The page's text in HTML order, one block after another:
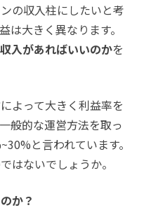
の収入柱にしたいと考
は大きく異なります。
入があればいいのかを
よって大きく利益率を
般的な運営方法を取っ
と言われています。
はないでしょうか。
か？